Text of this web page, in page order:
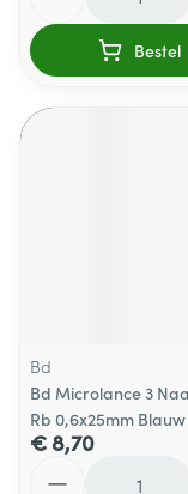
Bestel
Bd
Bd Microlance 3
Rb 0,6x25mm Blauw
€ 8,70